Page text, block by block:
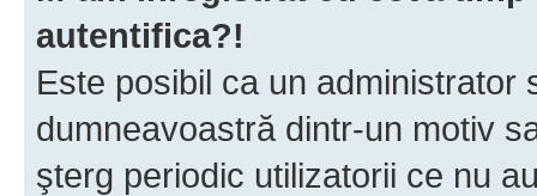
autentifica?!
Este posibil ca un
dumneavoastră dintr-un motiv
şterg periodic utilizatorii ce nu